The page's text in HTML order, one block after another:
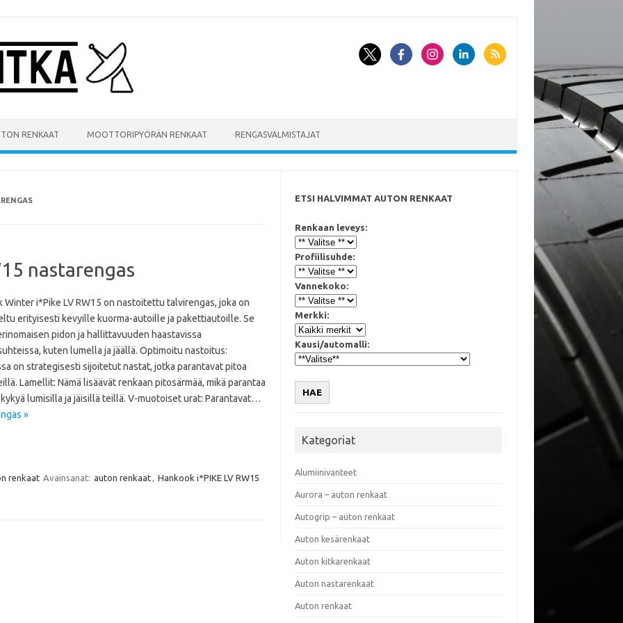
RENKAAT MOOTTORIPYÖRÄN RENKAAT RENGASVALMISTAJAT
nastarengas
Winter i*Pike LV RW15 on nastoitettu talvirengas, joka on
erityisesti kevyille kuorma-autoille ja pakettiautoille. Se
pidon ja hallittavuuden haastavissa
kuten lumella ja jäällä. Optimoitu nastoitus:
on strategisesti sijoitetut nastat, jotka parantavat pitoa
Lamellit: Nämä lisäävät renkaan pitosärmää, mikä parantaa
lumisilla ja jäisillä teillä. V-muotoiset urat: Parantavat…
»
renkaat Avainsanat: auton renkaat, Hankook i*PIKE LV RW15
ETSI HALVIMMAT AUTON RENKAAT
Renkaan leveys:
Profiilisuhde:
Vannekoko:
Merkki:
Kausi/automalli:
HAE
Kategoriat
Alumiinivanteet
Aurora – auton renkaat
Autogrip – auton renkaat
Auton kesärenkaat
Auton kitkarenkaat
Auton nastarenkaat
Auton renkaat